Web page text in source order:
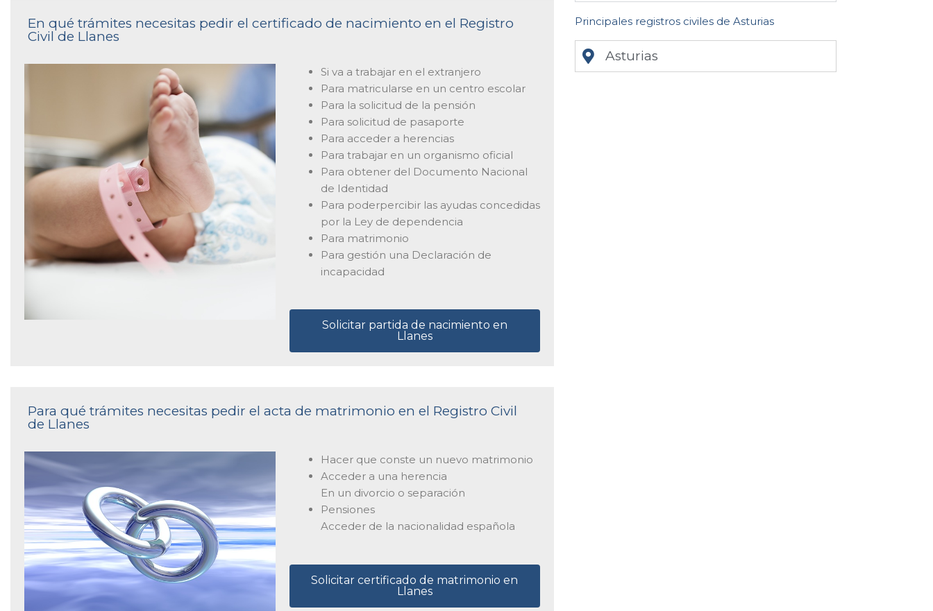
En qué trámites necesitas pedir el certificado de nacimiento en el Registro
Civil de Llanes
Si va a trabajar en el extranjero
Para matricularse en un centro escolar
Para la solicitud de la pensión
Para solicitud de pasaporte
Para acceder a herencias
Para trabajar en un organismo oficial
Para obtener del Documento Nacional
de Identidad
Para poderpercibir las ayudas concedidas
por la Ley de dependencia
Para matrimonio
Para gestión una Declaración de
incapacidad
Solicitar partida de nacimiento en
Llanes
Para qué trámites necesitas pedir el acta de matrimonio en el Registro Civil
de Llanes
Hacer que conste un nuevo matrimonio
Acceder a una herencia
En un divorcio o separación
Pensiones
Acceder de la nacionalidad española
Solicitar certificado de matrimonio en
Llanes
Principales registros civiles de Asturias
Asturias